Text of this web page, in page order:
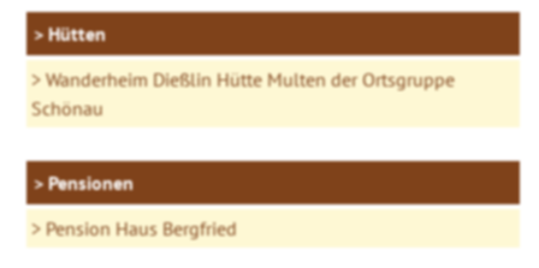
Hütten
Wanderheim Dießlin Hütte Multen der Ortsgruppe
Schönau
Pensionen
Pension Haus Bergfried